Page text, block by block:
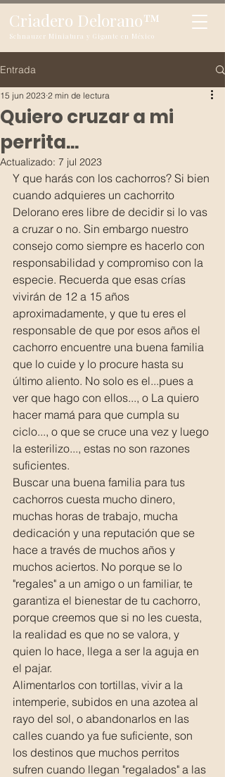
Criadero Delorano™
Schnauzer Miniatura y Gigante en México
Entrada
Quiero cruzar a mi
perrita...
15 jun 2023 2 min de lectura
Actualizado: 7 jul 2023
Y que harás con los cachorros? Si bien
cuando adquieres un cachorrito
Delorano eres libre de decidir si lo vas
a cruzar o no. Sin embargo nuestro
consejo como siempre es hacerlo con
responsabilidad y compromiso con la
especie. Recuerda que esas crías
vivirán de 12 a 15 años
aproximadamente, y que tu eres el
responsable de que por esos años el
cachorro encuentre una buena familia
que lo cuide y lo procure hasta su
último aliento. No solo es el...pues a
ver que hago con ellos..., o La quiero
hacer mamá para que cumpla su
ciclo..., o que se cruce una vez y luego
la esterilizo..., estas no son razones
suficientes.
Buscar una buena familia para tus
cachorros cuesta mucho dinero,
muchas horas de trabajo, mucha
dedicación y una reputación que se
hace a través de muchos años y
muchos aciertos. No porque se lo
"regales" a un amigo o un familiar, te
garantiza el bienestar de tu cachorro,
porque creemos que si no les cuesta,
la realidad es que no se valora, y
quien lo hace, llega a ser la aguja en
el pajar.
Alimentarlos con tortillas, vivir a la
intemperie, subidos en una azotea al
rayo del sol, o abandonarlos en las
calles cuando ya fue suficiente, son
los destinos que muchos perritos
sufren cuando llegan "regalados" a las